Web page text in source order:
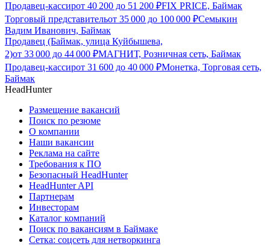
Продавец-кассирот 40 200 до 51 200 ₽FIX PRICE, Баймак
Торговый представительот 35 000 до 100 000 ₽Семыкин
Вадим Иванович, Баймак
Продавец (Баймак, улица Куйбышева,
2)от 33 000 до 44 000 ₽МАГНИТ, Розничная сеть, Баймак
Продавец-кассирот 31 600 до 40 000 ₽Монетка, Торговая сеть,
Баймак
HeadHunter
Размещение вакансий
Поиск по резюме
О компании
Наши вакансии
Реклама на сайте
Требования к ПО
Безопасный HeadHunter
HeadHunter API
Партнерам
Инвесторам
Каталог компаний
Поиск по вакансиям в Баймаке
Сетка: соцсеть для нетворкинга